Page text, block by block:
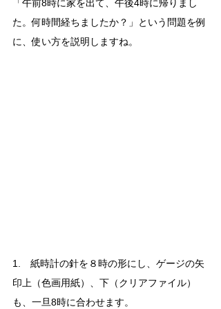
「午前8時に家を出て、午後4時に帰りまし
た。何時間経ちましたか？」という問題を例
に、使い方を説明しますね。
1.　紙時計の針を８時の形にし、ゲージの矢
印上（色画用紙）、下（クリアファイル）
も、一旦8時に合わせます。